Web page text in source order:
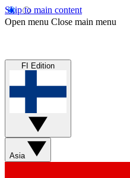
Skip to main content
Open menu Close main menu
FI Edition
Asia